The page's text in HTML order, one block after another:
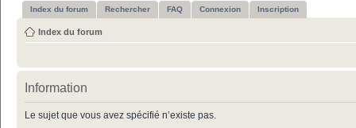
Index du forum Rechercher FAQ Connexion Inscription
Index du forum
Information
Le sujet que vous avez spécifié n’existe pas.